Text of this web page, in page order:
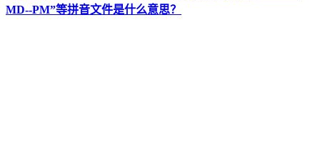
MD--PM”等拼音文件是什么意思？